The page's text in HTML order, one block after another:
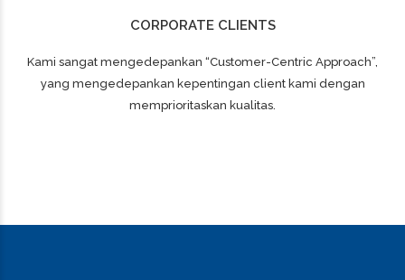
CORPORATE CLIENTS
Kami sangat mengedepankan “Customer-Centric Approach”,
yang mengedepankan kepentingan client kami dengan
memprioritaskan kualitas.